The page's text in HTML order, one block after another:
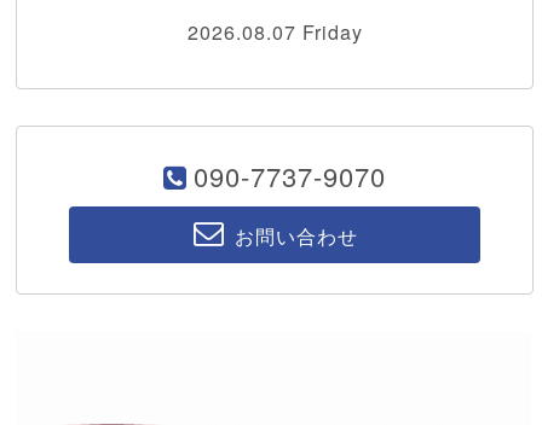
2026.08.07 Friday
090-7737-9070
お問い合わせ